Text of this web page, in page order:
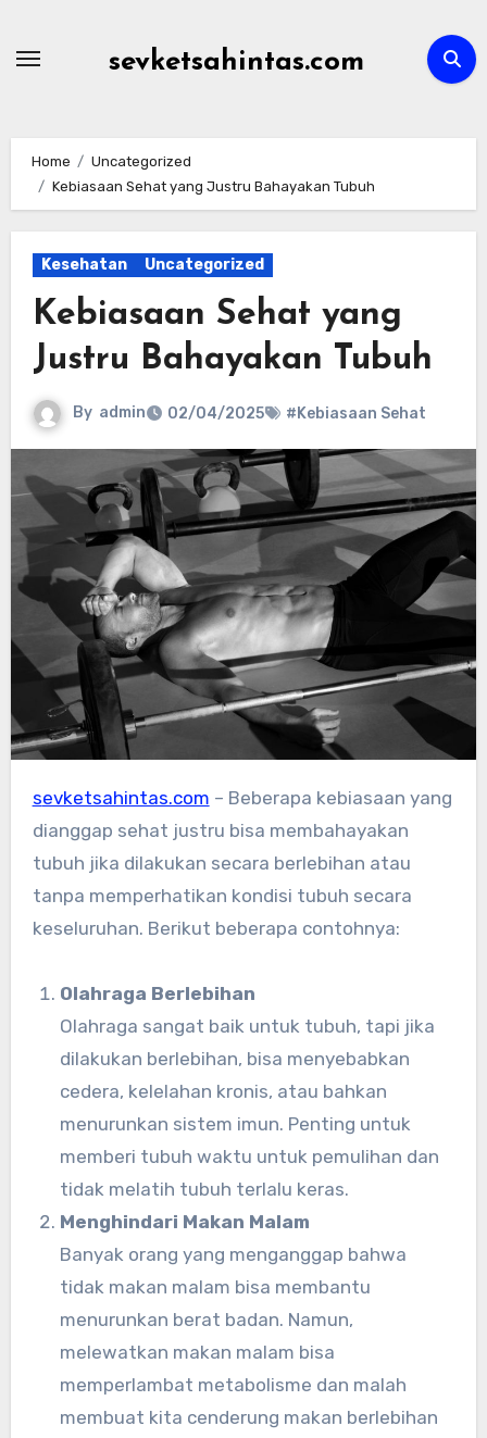
sevketsahintas.com
Home
Uncategorized
Kebiasaan Sehat yang Justru Bahayakan Tubuh
Kesehatan Uncategorized
Kebiasaan Sehat yang
Justru Bahayakan Tubuh
By admin 02/04/2025 #Kebiasaan Sehat
sevketsahintas.com – Beberapa kebiasaan yang
dianggap sehat justru bisa membahayakan
tubuh jika dilakukan secara berlebihan atau
tanpa memperhatikan kondisi tubuh secara
keseluruhan. Berikut beberapa contohnya:
Olahraga Berlebihan
Olahraga sangat baik untuk tubuh, tapi jika
dilakukan berlebihan, bisa menyebabkan
cedera, kelelahan kronis, atau bahkan
menurunkan sistem imun. Penting untuk
memberi tubuh waktu untuk pemulihan dan
tidak melatih tubuh terlalu keras.
Menghindari Makan Malam
Banyak orang yang menganggap bahwa
tidak makan malam bisa membantu
menurunkan berat badan. Namun,
melewatkan makan malam bisa
memperlambat metabolisme dan malah
membuat kita cenderung makan berlebihan